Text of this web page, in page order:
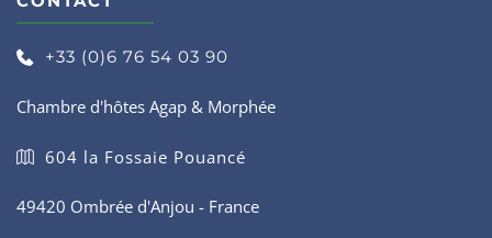
+33 (0)6 76 54 03 90
Chambre d'hôtes Agap & Morphée
604 la Fossaie Pouancé
49420 Ombrée d'Anjou - France